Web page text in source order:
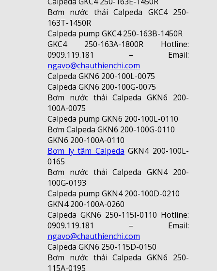
Bơm nước thải Calpeda GKC4 250-
163T-1450R
Calpeda pump GKC4 250-163B-1450R
GKC4 250-163A-1800R Hotline:
0909.119.181 – Email:
ngavo@chauthienchi.com
Calpeda GKN6 200-100L-0075
Calpeda GKN6 200-100G-0075
Bơm nước thải Calpeda GKN6 200-
100A-0075
Calpeda pump GKN6 200-100L-0110
Bơm Calpeda GKN6 200-100G-0110
GKN6 200-100A-0110
Bơm ly tâm Calpeda GKN4 200-100L-
0165
Bơm nước thải Calpeda GKN4 200-
100G-0193
Calpeda pump GKN4 200-100D-0210
GKN4 200-100A-0260
Calpeda GKN6 250-115I-0110 Hotline:
0909.119.181 – Email:
ngavo@chauthienchi.com
Calpeda GKN6 250-115D-0150
Bơm nước thải Calpeda GKN6 250-
115A-0195